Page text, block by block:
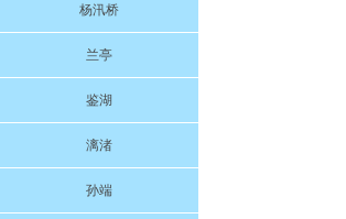
杨汛桥
兰亭
鉴湖
漓渚
孙端